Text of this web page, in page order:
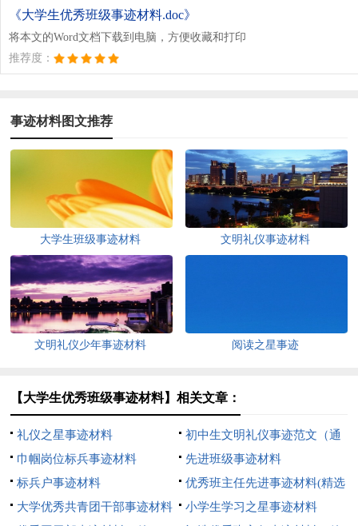
《大学生优秀班级事迹材料.doc》
将本文的Word文档下载到电脑，方便收藏和打印
推荐度：
事迹材料图文推荐
大学生班级事迹材料 文明礼仪事迹材料
文明礼仪少年事迹材料 阅读之星事迹
【大学生优秀班级事迹材料】相关文章：
礼仪之星事迹材料
初中生文明礼仪事迹范文（通
用5篇）
巾帼岗位标兵事迹材料
先进班级事迹材料
标兵户事迹材料
优秀班主任先进事迹材料(精选
15篇)
大学优秀共青团干部事迹材料
小学生学习之星事迹材料